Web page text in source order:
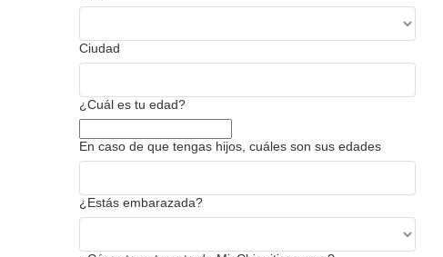
Ciudad
¿Cuál es tu edad?
En caso de que tengas hijos, cuáles son sus edades
¿Estás embarazada?